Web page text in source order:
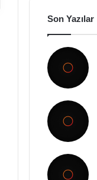
Son Yazılar